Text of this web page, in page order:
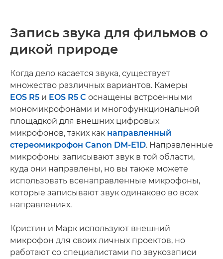
Запись звука для фильмов о
дикой природе
Когда дело касается звука, существует
множество различных вариантов. Камеры
EOS R5 и EOS R5 C оснащены встроенными
мономикрофонами и многофункциональной
площадкой для внешних цифровых
микрофонов, таких как направленный
стереомикрофон Canon DM-E1D. Направленные
микрофоны записывают звук в той области,
куда они направлены, но вы также можете
использовать всенаправленные микрофоны,
которые записывают звук одинаково во всех
направлениях.
Кристин и Марк используют внешний
микрофон для своих личных проектов, но
работают со специалистами по звукозаписи